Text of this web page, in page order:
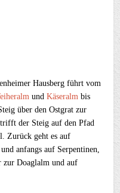
Hausberg führt vom
undKäseralm bis
über den Ostgrat zur
der Steig auf den Pfad
Zurück geht es auf
anfangs auf Serpentinen,
zur Doaglalm und auf